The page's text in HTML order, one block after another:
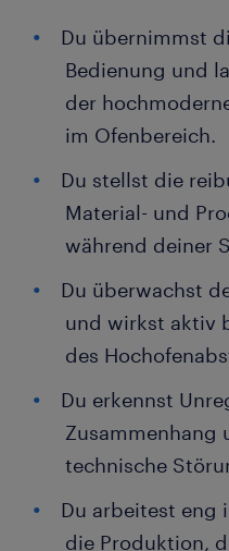
Du übernimmst
Bedienung und
der
im Ofenbereich.
Du stellst die
Material- und
während deiner
Du überwachst
und wirkst aktiv
des
Du erkennst
Zusammenhang
technische
Du arbeitest eng
die Produktion,